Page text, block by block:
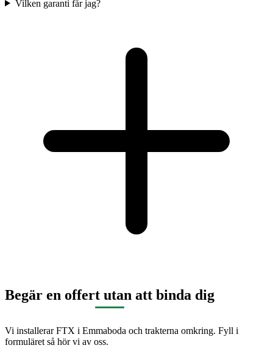
Vilken garanti får jag?
Begär en offert utan att binda dig
Vi installerar FTX i Emmaboda och trakterna omkring. Fyll i
formuläret så hör vi av oss.